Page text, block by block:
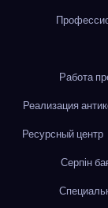
Работа
Реализация
Ресурсный центр
Серпін